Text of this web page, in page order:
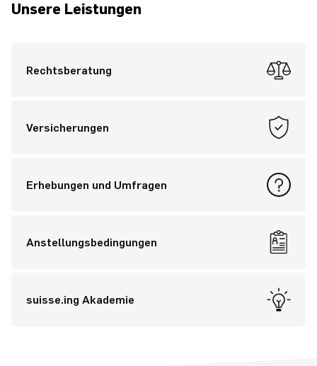
Unsere Leistungen
Rechtsberatung
Versicherungen
Erhebungen und Umfragen
Anstellungsbedingungen
suisse.ing Akademie